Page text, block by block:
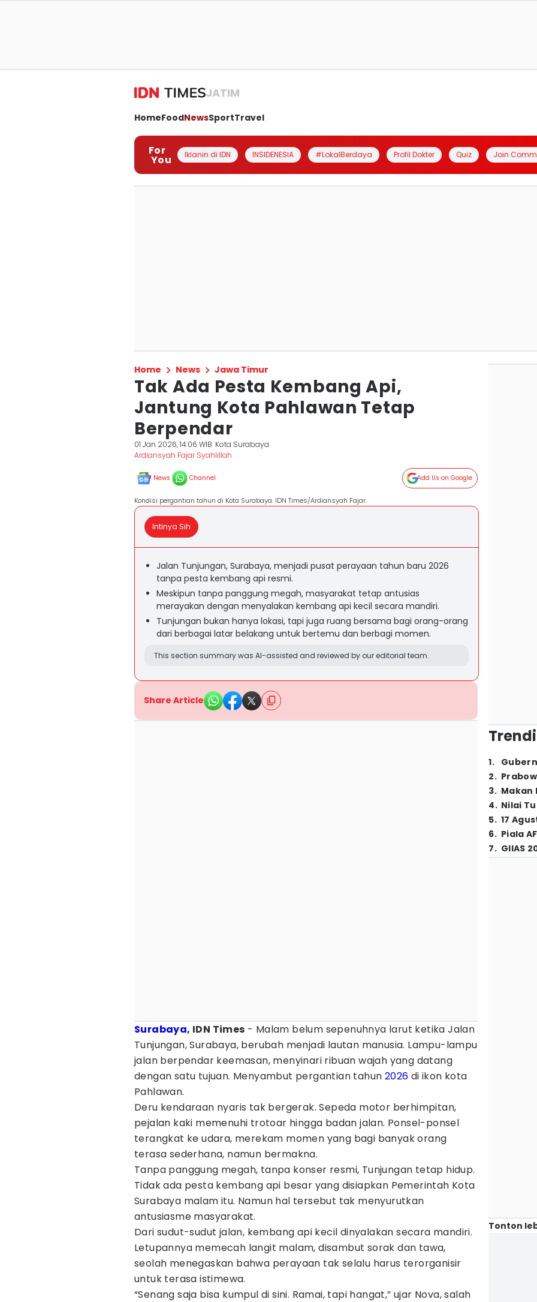
JATIM
HomeFoodNewsSportTravel
For
You Iklanin di IDN INSIDENESIA #LokalBerdaya Profil Dokter Quiz Join
Home News Jawa Timur
Tak Ada Pesta Kembang Api,
Jantung Kota Pahlawan Tetap
Berpendar
01 Jan 2026, 14:06 WIB Kota Surabaya
Ardiansyah Fajar Syahlillah
News Channel Add Us on Google
Kondisi pergantian tahun di Kota Surabaya. IDN Times/Ardiansyah Fajar.
Intinya Sih
Jalan Tunjungan, Surabaya, menjadi pusat perayaan tahun baru 2026
tanpa pesta kembang api resmi.
Meskipun tanpa panggung megah, masyarakat tetap antusias
merayakan dengan menyalakan kembang api kecil secara mandiri.
Tunjungan bukan hanya lokasi, tapi juga ruang bersama bagi orang-orang
dari berbagai latar belakang untuk bertemu dan berbagi momen.
This section summary was AI-assisted and reviewed by our editorial team.
Share Article
Surabaya, IDN Times - Malam belum sepenuhnya larut ketika Jalan
Tunjungan, Surabaya, berubah menjadi lautan manusia. Lampu-lampu
jalan berpendar keemasan, menyinari ribuan wajah yang datang
dengan satu tujuan. Menyambut pergantian tahun 2026 di ikon kota
Pahlawan.
Deru kendaraan nyaris tak bergerak. Sepeda motor berhimpitan,
pejalan kaki memenuhi trotoar hingga badan jalan. Ponsel-ponsel
terangkat ke udara, merekam momen yang bagi banyak orang
terasa sederhana, namun bermakna.
Tanpa panggung megah, tanpa konser resmi, Tunjungan tetap hidup.
Tidak ada pesta kembang api besar yang disiapkan Pemerintah Kota
Surabaya malam itu. Namun hal tersebut tak menyurutkan
antusiasme masyarakat.
Dari sudut-sudut jalan, kembang api kecil dinyalakan secara mandiri.
Letupannya memecah langit malam, disambut sorak dan tawa,
seolah menegaskan bahwa perayaan tak selalu harus terorganisir
untuk terasa istimewa.
“Senang saja bisa kumpul di sini. Ramai, tapi hangat,” ujar Nova, salah
1.
2.
3. Makan
4. Nilai
5. 17
6. Piala
7. GIIAS
Tonton